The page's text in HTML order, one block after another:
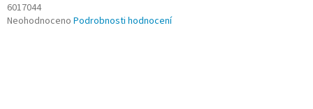
6017044
Průměrné hodnocení produktu je 0,0 z 5 hvězdiček.
Neohodnoceno Podrobnosti hodnocení